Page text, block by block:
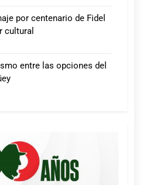
por centenario de Fidel
cultural
entre las opciones del